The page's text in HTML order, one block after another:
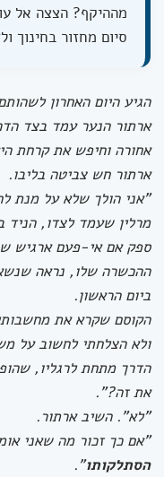
מההיקף? הצצה אל
סיום מחזור בחינוך
הגיע היום האחרון
ארתור הנער עמד בצד
אחורה וחיפש את קרחת
ארתור חש צביטה בליבו.
"אני הולך שלא על מנת
מרלין שעמד לצדו, הניד
ספק אם אי-פעם ארגיש
ההכשרה שלו, נראה
ביום הראשון.
הקוסם שקרא את
ולא הצלחתי לחשוב על
הדרך מתחת לרגליו,
את זה?".
"לא". השיב ארתור.
"אם כך זכור מה שאני
הסתלקותו".